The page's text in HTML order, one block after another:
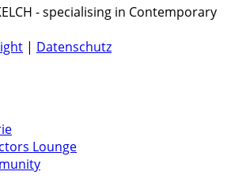
- specialising in Contemporary
| Datenschutz
Lounge